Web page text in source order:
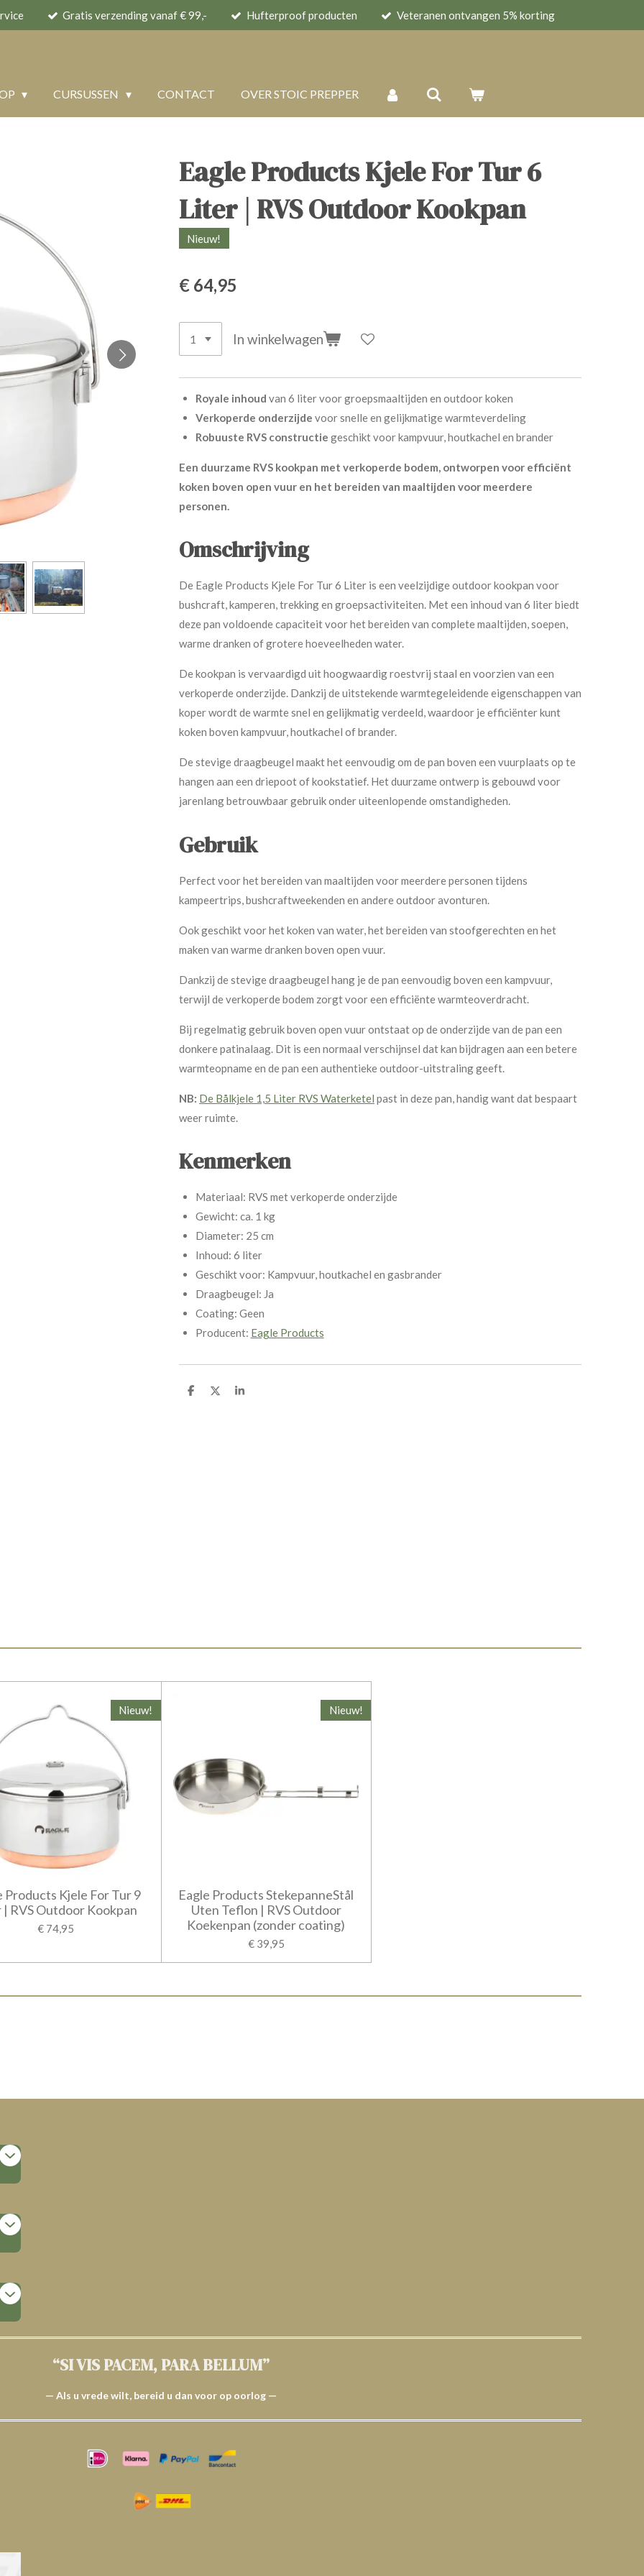
Gratis verzending vanaf € 99,- Hufterproof producten Veteranen ontvangen 5% korting
CURSUSSEN CONTACT OVER STOIC PREPPER
Eagle Products Kjele For Tur 6
Liter | RVS Outdoor Kookpan
Nieuw!
€ 64,95
In winkelwagen
Royale inhoud van 6 liter voor groepsmaaltijden en outdoor koken
Verkoperde onderzijde voor snelle en gelijkmatige warmteverdeling
Robuuste RVS constructie geschikt voor kampvuur, houtkachel en brander
Een duurzame RVS kookpan met verkoperde bodem, ontworpen voor efficiënt
koken boven open vuur en het bereiden van maaltijden voor meerdere
personen.
Omschrijving
De Eagle Products Kjele For Tur 6 Liter is een veelzijdige outdoor kookpan voor
bushcraft, kamperen, trekking en groepsactiviteiten. Met een inhoud van 6 liter biedt
deze pan voldoende capaciteit voor het bereiden van complete maaltijden, soepen,
warme dranken of grotere hoeveelheden water.
De kookpan is vervaardigd uit hoogwaardig roestvrij staal en voorzien van een
verkoperde onderzijde. Dankzij de uitstekende warmtegeleidende eigenschappen van
koper wordt de warmte snel en gelijkmatig verdeeld, waardoor je efficiënter kunt
koken boven kampvuur, houtkachel of brander.
De stevige draagbeugel maakt het eenvoudig om de pan boven een vuurplaats op te
hangen aan een driepoot of kookstatief. Het duurzame ontwerp is gebouwd voor
jarenlang betrouwbaar gebruik onder uiteenlopende omstandigheden.
Gebruik
Perfect voor het bereiden van maaltijden voor meerdere personen tijdens
kampeertrips, bushcraftweekenden en andere outdoor avonturen.
Ook geschikt voor het koken van water, het bereiden van stoofgerechten en het
maken van warme dranken boven open vuur.
Dankzij de stevige draagbeugel hang je de pan eenvoudig boven een kampvuur,
terwijl de verkoperde bodem zorgt voor een efficiënte warmteoverdracht.
Bij regelmatig gebruik boven open vuur ontstaat op de onderzijde van de pan een
donkere patinalaag. Dit is een normaal verschijnsel dat kan bijdragen aan een betere
warmteopname en de pan een authentieke outdoor-uitstraling geeft.
NB: De Bålkjele 1,5 Liter RVS Waterketel past in deze pan, handig want dat bespaart
weer ruimte.
Kenmerken
Materiaal: RVS met verkoperde onderzijde
Gewicht: ca. 1 kg
Diameter: 25 cm
Inhoud: 6 liter
Geschikt voor: Kampvuur, houtkachel en gasbrander
Draagbeugel: Ja
Coating: Geen
Producent: Eagle Products
D
D
S
Nieuw!
Products Kjele For Tur 9
RVS Outdoor Kookpan
€ 74,95
Nieuw!
Eagle Products StekepanneStål
Uten Teflon | RVS Outdoor
Koekenpan (zonder coating)
€ 39,95
“SI VIS PACEM, PARA BELLUM”
— Als u vrede wilt, bereid u dan voor op oorlog —